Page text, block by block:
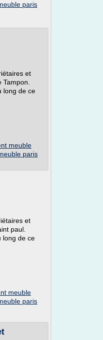
paris
et
long de ce
meuble
paris
et
paul.
long de ce
meuble
paris